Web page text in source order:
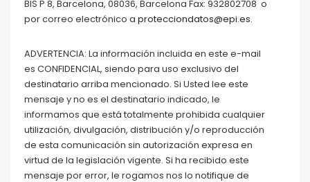
BIS P 8, Barcelona, 08036, Barcelona Fax: 932802708 o
por correo electrónico a protecciondatos@epi.es.
ADVERTENCIA: La información incluida en este e-mail
es CONFIDENCIAL, siendo para uso exclusivo del
destinatario arriba mencionado. Si Usted lee este
mensaje y no es el destinatario indicado, le
informamos que está totalmente prohibida cualquier
utilización, divulgación, distribución y/o reproducción
de esta comunicación sin autorización expresa en
virtud de la legislación vigente. Si ha recibido este
mensaje por error, le rogamos nos lo notifique de